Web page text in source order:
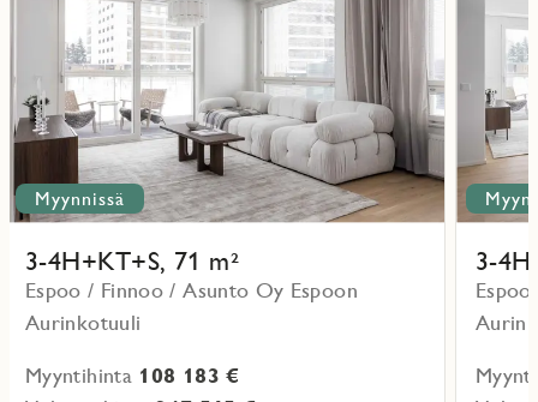
Myynnissä
3-4H+KT+S, 71 m²
Espoo / Finnoo / Asunto Oy Espoon
Aurinkotuuli
Myyntihinta 108 183 €
3-